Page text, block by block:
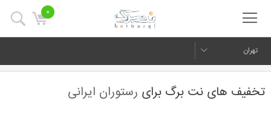
0
تهران
تخفیف های نت برگ برای رستوران ایرانی